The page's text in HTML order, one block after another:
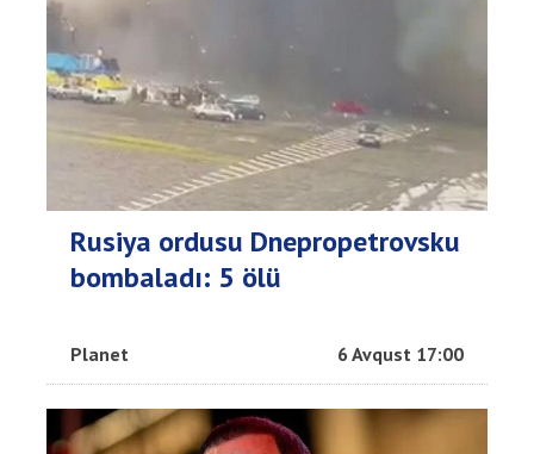
Rusiya ordusu Dnepropetrovsku
bombaladı: 5 ölü
Planet 6 Avqust 17:00